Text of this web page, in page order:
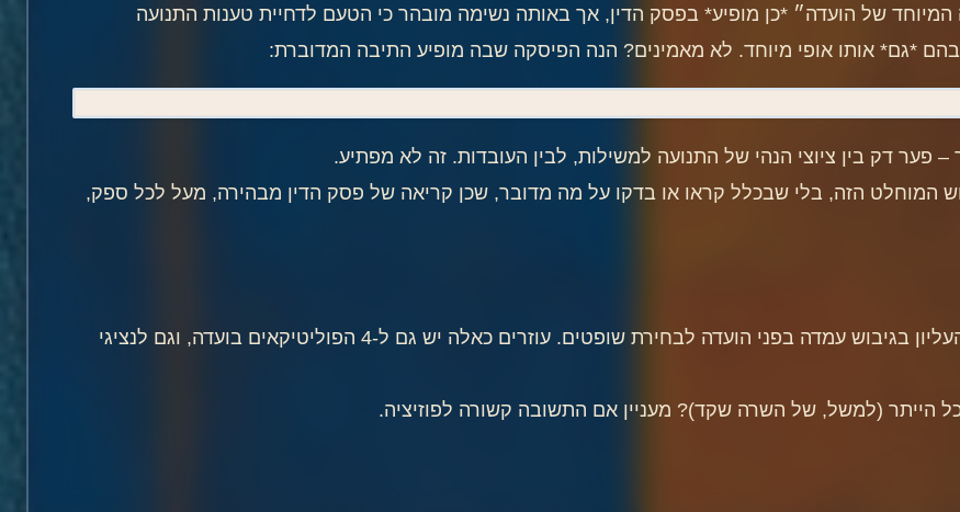
המיוחד של הועדה״ *כן מופיע* בפסק הדין, אך באותה נשימה מובהר כי הטעם לדחיית טענות התנועה
*גם* אותו אופי מיוחד. לא מאמינים? הנה הפיסקה שבה מופיע התיבה המדוברת:
דק בין ציוצי הנהי של התנועה למשילות, לבין העובדות. זה לא מפתיע.
המוחלט הזה, בלי שבכלל קראו או בדקו על מה מדובר, שכן קריאה של פסק הדין מבהירה, מעל לכל ספק,
״ועדת השתיים״ היא פשוט עוזרות שמסייעות לנשיאת העליון בגיבוש עמדה בפני הועדה לבחירת שופטים. עוזרים כאלה יש גם ל-4 הפוליטיקאים בועדה, וגם לנציגי
הייתר (למשל, של השרה שקד)? מעניין אם התשובה קשורה לפוזיציה.